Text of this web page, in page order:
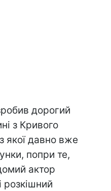
дорогий
з Кривого
якої давно вже
попри те,
актор
розкішний